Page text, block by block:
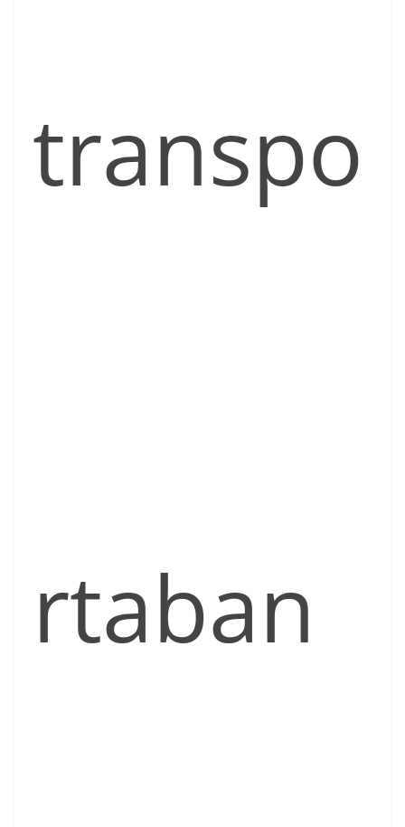
transpo
rtaban